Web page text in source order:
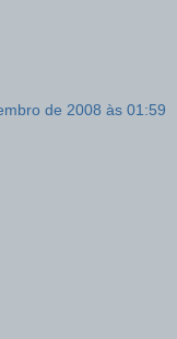
de 2008 às 01:59